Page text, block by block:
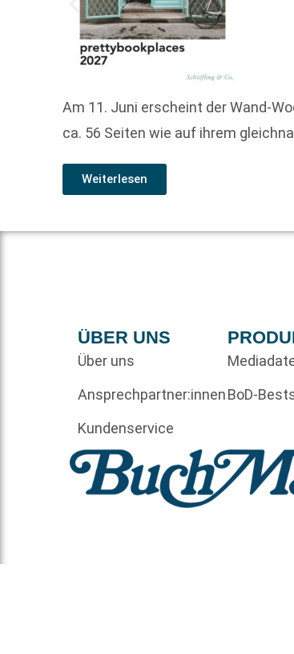
Am 11. Juni erscheint der Wand-
ca. 56 Seiten wie auf ihrem
Weiterlesen
ÜBER UNS
Über uns
Ansprechpartner:innen
Kundenservice
BoD-